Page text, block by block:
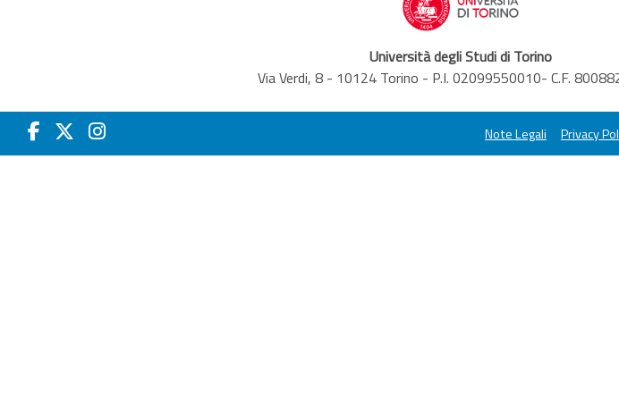
Università degli Studi di Torino
Via Verdi, 8 - 10124 Torino - P.I. 02099550010- C.F.
Note Legali Privacy